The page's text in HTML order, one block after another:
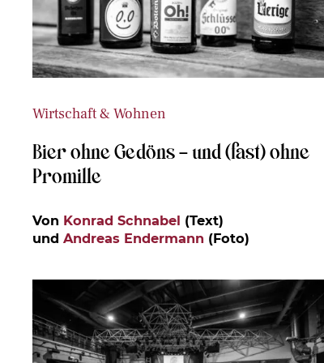
Wirtschaft & Wohnen
Bier ohne Gedöns – und (fast) ohne
Promille
Von Konrad Schnabel (Text)
und Andreas Endermann (Foto)